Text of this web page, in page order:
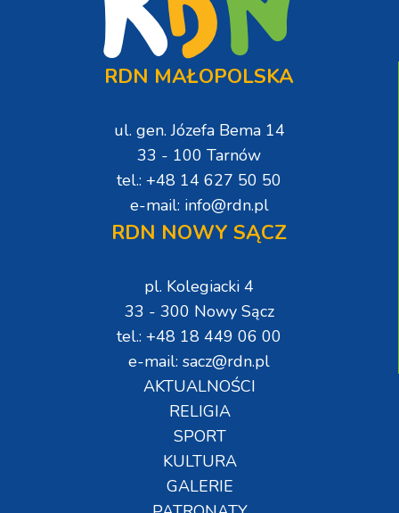
RDN MAŁOPOLSKA
ul. gen. Józefa Bema 14
33 - 100 Tarnów
tel.: +48 14 627 50 50
e-mail: info@rdn.pl
RDN NOWY SĄCZ
pl. Kolegiacki 4
33 - 300 Nowy Sącz
tel.: +48 18 449 06 00
e-mail: sacz@rdn.pl
AKTUALNOŚCI
RELIGIA
SPORT
KULTURA
GALERIE